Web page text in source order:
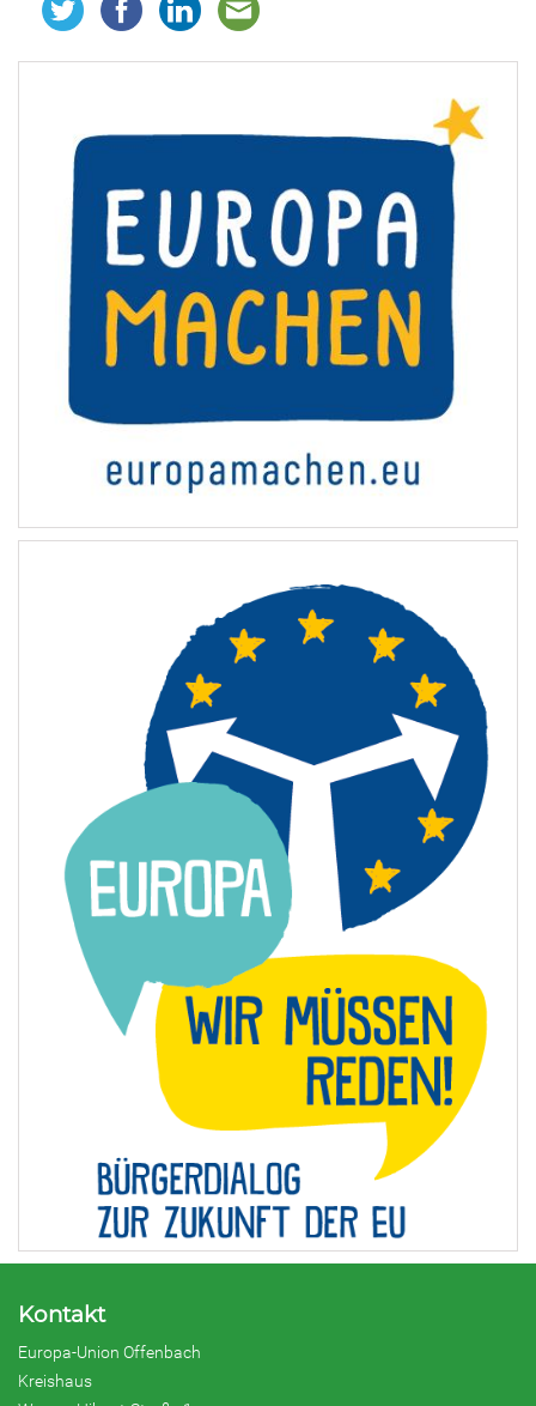
Kontakt
Europa-Union Offenbach
Kreishaus